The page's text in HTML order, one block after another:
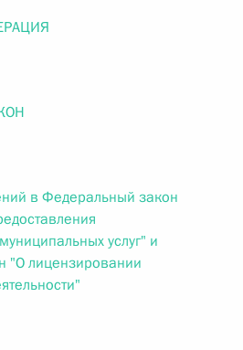
в Федеральный закон
услуг" и
"О лицензировании